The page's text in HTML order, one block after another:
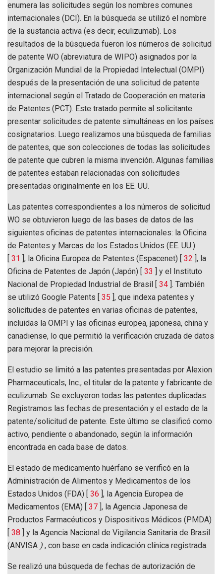
enumera las solicitudes según los nombres comunes
internacionales (DCI). En la búsqueda se utilizó el nombre
de la sustancia activa (es decir, eculizumab). Los
resultados de la búsqueda fueron los números de solicitud
de patente WO (abreviatura de WIPO) asignados por la
Organización Mundial de la Propiedad Intelectual (OMPI)
después de la presentación de una solicitud de patente
internacional según el Tratado de Cooperación en materia
de Patentes (PCT). Este tratado permite al solicitante
presentar solicitudes de patente simultáneas en los países
cosignatarios. Luego realizamos una búsqueda de familias
de patentes, que son colecciones de todas las solicitudes
de patente que cubren la misma invención. Algunas familias
de patentes estaban relacionadas con solicitudes
presentadas originalmente en los EE. UU.
Las patentes correspondientes a los números de solicitud
WO se obtuvieron luego de las bases de datos de las
siguientes oficinas de patentes internacionales: la Oficina
de Patentes y Marcas de los Estados Unidos (EE. UU.)
31 ], la Oficina Europea de Patentes (Espacenet) [ 32 ], la
Oficina de Patentes de Japón (Japón) [ 33
] y el Instituto
Nacional de Propiedad Industrial de Brasil [ 34 ]. También
se utilizó Google Patents [ 35 ], que indexa patentes y
solicitudes de patentes en varias oficinas de patentes,
incluidas la OMPI y las oficinas europea, japonesa, china y
canadiense, lo que permitió la verificación cruzada de datos
para mejorar la precisión.
El estudio se limitó a las patentes presentadas por Alexion
Pharmaceuticals, Inc., el titular de la patente y fabricante de
eculizumab. Se excluyeron todas las patentes duplicadas.
Registramos las fechas de presentación y el estado de la
patente/solicitud de patente. Este último se clasificó como
activo, pendiente o abandonado, según la información
encontrada en cada base de datos.
El estado de medicamento huérfano se verificó en la
Administración de Alimentos y Medicamentos de los
Estados Unidos (FDA) [ 36 ], la Agencia Europea de
Medicamentos (EMA) [ 37 ], la Agencia Japonesa de
Productos Farmacéuticos y Dispositivos Médicos (PMDA)
38 ] y la Agencia Nacional de Vigilancia Sanitaria de Brasil
(ANVISA ) , con base en cada indicación clínica registrada.
Se realizó una búsqueda de fechas de autorización de